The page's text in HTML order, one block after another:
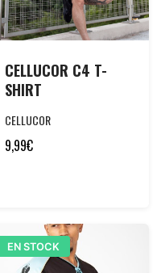
CELLUCOR C4 T-
SHIRT
CELLUCOR
9,99€
EN STOCK